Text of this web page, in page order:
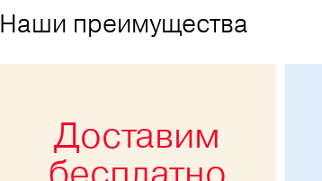
Наши преимущества
Доставим